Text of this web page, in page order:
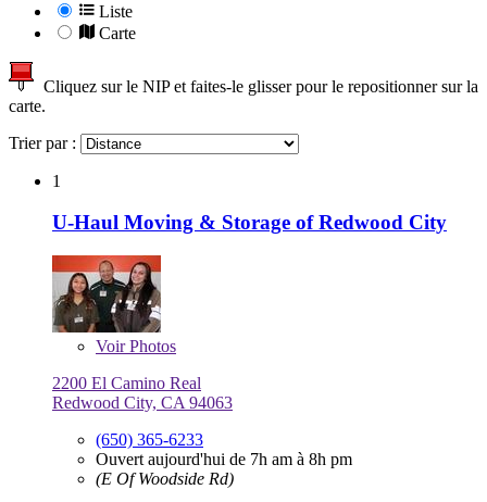
Liste
Carte
Cliquez sur le NIP et faites-le glisser pour le repositionner sur la
carte.
Trier par :
1
U-Haul Moving & Storage of Redwood City
VoirPhotos
2200 El Camino Real
Redwood City, CA 94063
(650) 365-6233
Ouvert aujourd'hui de 7h am à 8h pm
(E Of Woodside Rd)